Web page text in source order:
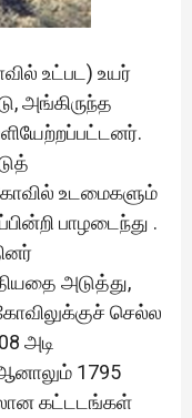
உட்பட) உயர்
அங்கிருந்த
உடமைகளும்
பாழடைந்து .
அடுத்து,
செல்ல
அடி
1795
கட்டடங்கள்